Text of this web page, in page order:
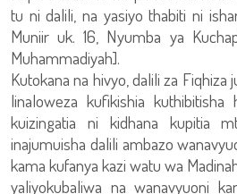
tu ni dalili, na yasiyo thabiti ni
Muniir uk. 16, Nyumba ya
Muhammadiyah].
Kutokana na hivyo, dalili za Fiqhiza
linaloweza kufikishia
kuizingatia ni kidhana kupitia
inajumuisha dalili ambazo
kama kufanya kazi watu wa
yaliyokubaliwa na wanavyuoni